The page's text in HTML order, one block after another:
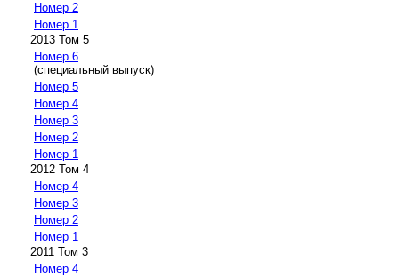
Номер 2
Номер 1
2013 Том 5
Номер 6
(специальный выпуск)
Номер 5
Номер 4
Номер 3
Номер 2
Номер 1
2012 Том 4
Номер 4
Номер 3
Номер 2
Номер 1
2011 Том 3
Номер 4